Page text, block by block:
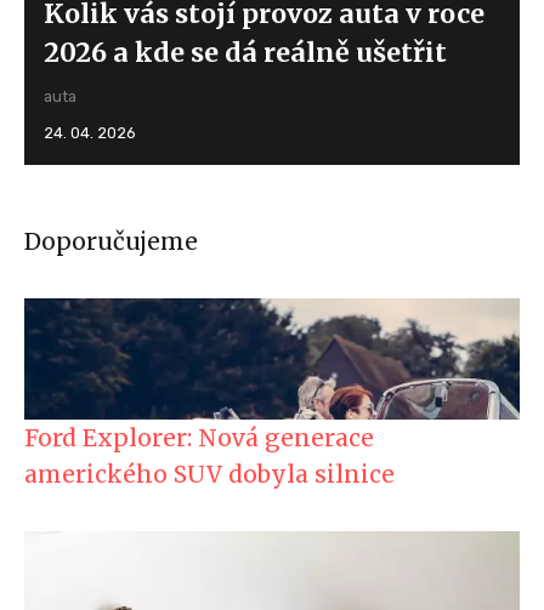
Kolik vás stojí provoz auta v roce
2026 a kde se dá reálně ušetřit
auta
24. 04. 2026
Doporučujeme
Ford Explorer: Nová generace
amerického SUV dobyla silnice